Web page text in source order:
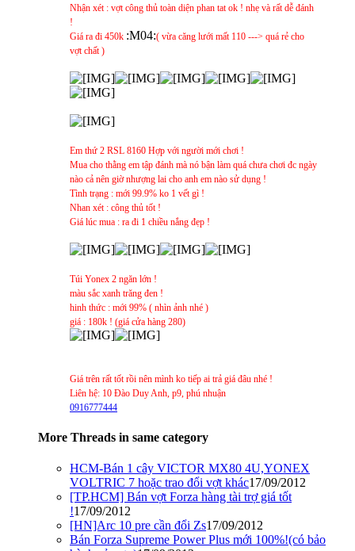
Nhận xét : vợt công thủ toàn diện phan tat ok ! nhẹ và rất dễ đánh
!
Giá ra đi 450k :M04:( vừa căng lưới mất 110 ---> quá rẻ cho
vợt chất )
Em thứ 2 RSL 8160 Hợp với người mới chơi !
Mua cho thằng em tập đánh mà nó bận làm quá chưa chơi đc ngày
nào cả nên giờ nhượng lai cho anh em nào sử dụng !
Tình trạng : mới 99.9% ko 1 vết gì !
Nhan xét : công thủ tốt !
Giá lúc mua : ra đi 1 chiều nắng đẹp !
Túi Yonex 2 ngăn lớn !
màu sắc xanh trăng đen !
hinh thức : mới 99% ( nhìn ảnh nhé )
giá : 180k ! (giá cửa hàng 280)
Giá trên rất tốt rồi nên mình ko tiếp ai trả giá đâu nhé !
Liên hệ: 10 Đào Duy Anh, p9, phú nhuận
0916777444
More Threads in same category
HCM-Bán 1 cây VICTOR MX80 4U,YONEX
VOLTRIC 7 hoặc trao đổi vợt khác17/09/2012
[TP.HCM] Bán vợt Forza hàng tài trợ giá tốt
!17/09/2012
[HN]Arc 10 pre cần đổi Zs17/09/2012
Bán Forza Supreme Power Plus mới 100%!(có bảo